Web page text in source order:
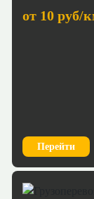
от 10 руб/
Перейти